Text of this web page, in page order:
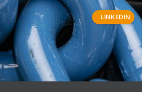
LINKEDIN